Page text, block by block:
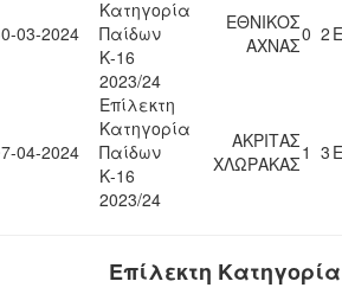
03-2024
Κατηγορία
Παίδων
Κ-16
2023/24
ΕΘΝΙΚΟΣ
ΑΧΝΑΣ0 2
04-2024
Επίλεκτη
Κατηγορία
Παίδων
Κ-16
2023/24
ΑΚΡΙΤΑΣ
ΧΛΩΡΑΚΑΣ1 3
Επίλεκτη